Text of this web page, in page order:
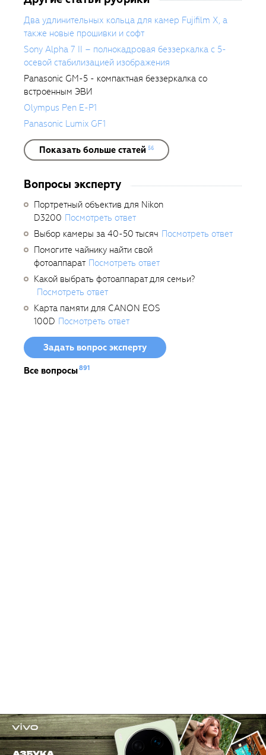
Два удлинительных кольца для камер Fujifilm X, а
также новые прошивки и софт
Sony Alpha 7 II – полнокадровая беззеркалка с 5-
осевой стабилизацией изображения
Panasonic GM-5 - компактная беззеркалка со
встроенным ЭВИ
Olympus Pen E-P1
Panasonic Lumix GF1
Показать больше статей 56
Вопросы эксперту
Портретный объектив для Nikon
D3200 Посмотреть ответ
Выбор камеры за 40-50 тысяч Посмотреть ответ
Помогите чайнику найти свой
фотоаппарат Посмотреть ответ
Какой выбрать фотоаппарат для семьи?
Посмотреть ответ
Карта памяти для CANON EOS
100D Посмотреть ответ
Задать вопрос эксперту
Все вопросы891